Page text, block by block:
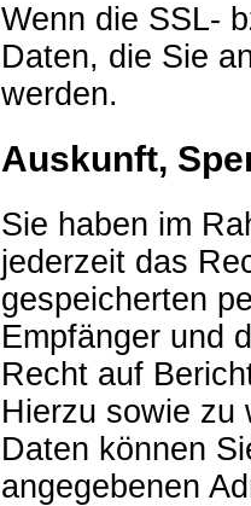
Wenn die SSL-
Daten, die Sie
werden.
Auskunft,
Sie haben im
jederzeit das
gespeicherten
Empfänger und
Recht auf
Hierzu sowie zu
Daten können
angegebenen